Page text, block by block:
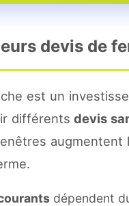
devis de
est un
différentsdevis
augmentent
dépendent